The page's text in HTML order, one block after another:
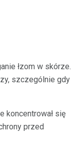
łzom w skórze.
szczególnie gdy
koncentrował się
przed